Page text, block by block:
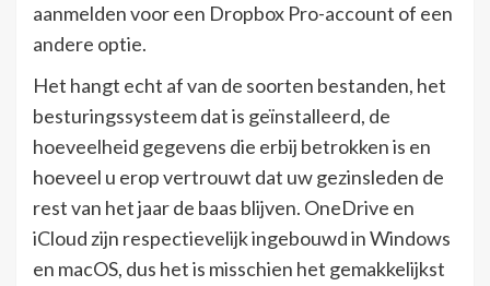
aanmelden voor een Dropbox Pro-account of een
andere optie.
Het hangt echt af van de soorten bestanden, het
besturingssysteem dat is geïnstalleerd, de
hoeveelheid gegevens die erbij betrokken is en
hoeveel u erop vertrouwt dat uw gezinsleden de
rest van het jaar de baas blijven. OneDrive en
iCloud zijn respectievelijk ingebouwd in Windows
en macOS, dus het is misschien het gemakkelijkst